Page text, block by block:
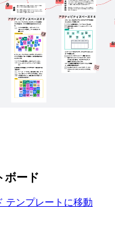
ボード
テンプレートに移動